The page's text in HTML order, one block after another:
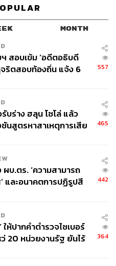
MONTH
สอบเข้ม ‘อดีตอธิบดี
ริตสอบท้องถิ่น แจ้ง 6
557
บร่าง ฮลุน โซโล่ แล้ว
นสูตรหาสาเหตุการเสีย
465
บ.ตร. ‘ความสามารถ
และอนาคตการปฏิรูปสี
442
ให้ปากคำตำรวจไซเบอร์
20 หน่วยงานรัฐ ยันไร้
364